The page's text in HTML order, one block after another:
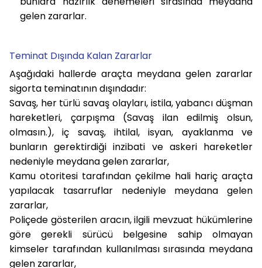
gelen zararlar.
Teminat Dışında Kalan Zararlar
Aşağıdaki hallerde araçta meydana gelen zararlar
sigorta teminatının dışındadır:
Savaş, her türlü savaş olayları, istila, yabancı düşman
hareketleri, çarpışma (Savaş ilan edilmiş olsun,
olmasın.), iç savaş, ihtilal, isyan, ayaklanma ve
bunların gerektirdiği inzibati ve askeri hareketler
nedeniyle meydana gelen zararlar,
Kamu otoritesi tarafından çekilme hali hariç araçta
yapılacak tasarruflar nedeniyle meydana gelen
zararlar,
Poliçede gösterilen aracın, ilgili mevzuat hükümlerine
göre gerekli sürücü belgesine sahip olmayan
kimseler tarafından kullanılması sırasında meydana
gelen zararlar,